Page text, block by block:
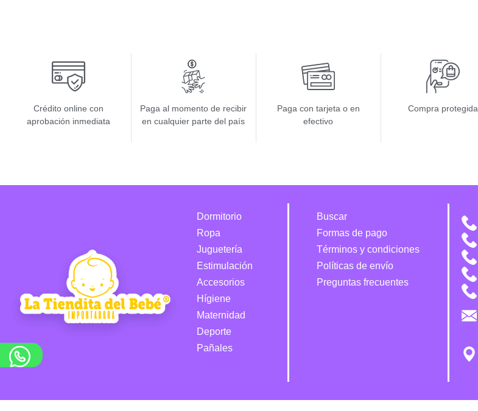
Crédito online con
aprobación inmediata
Paga al momento de recibir
en cualquier parte del país
Paga con tarjeta o en
efectivo
Compra protegida
Dormitorio
Ropa
Juguetería
Estimulación
Accesorios
Hígiene
Maternidad
Deporte
Pañales
Buscar
Formas de pago
Términos y condiciones
Políticas de envío
Preguntas frecuentes